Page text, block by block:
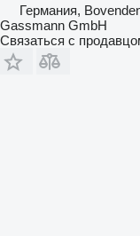
Германия,
Gassmann GmbH
Связаться с